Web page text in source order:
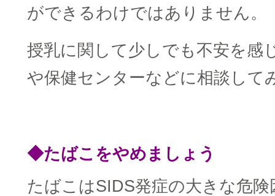
ができるわけではありません。
授乳に関して少しでも不安を感
や保健センターなどに相談して
◆たばこをやめましょう
たばこはSIDS発症の大きな危険